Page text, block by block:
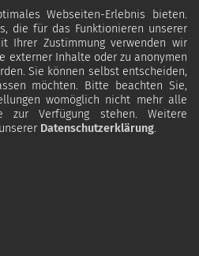
Webseiten-Erlebnis bieten.
die für das Funktionieren unserer
Ihrer Zustimmung verwenden wir
externer Inhalte oder zu anonymen
Sie können selbst entscheiden,
möchten. Bitte beachten Sie,
womöglich nicht mehr alle
zur Verfügung stehen. Weitere
Datenschutzerklärung.